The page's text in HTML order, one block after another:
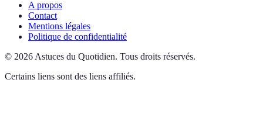
A propos
Contact
Mentions légales
Politique de confidentialité
© 2026 Astuces du Quotidien. Tous droits réservés.
Certains liens sont des liens affiliés.